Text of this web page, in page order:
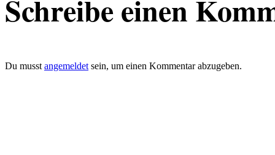
Schreibe einen
Du musst angemeldet sein, um einen Kommentar abzugeben.